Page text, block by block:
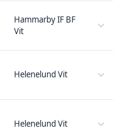
Hammarby IF BF
Vit
Helenelund Vit
Helenelund Vit